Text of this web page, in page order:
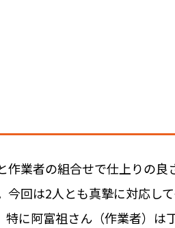
業者の組合せで仕上りの良
今回は2人とも真摯に対応し
特に阿富祖さん（作業者）は